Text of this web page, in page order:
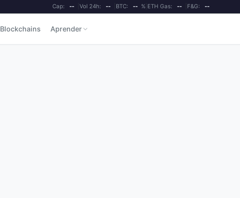
Cap: -- Vol 24h: -- BTC: -- %| ETH Gas: -- F&G: --
Blockchains Aprender